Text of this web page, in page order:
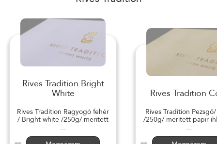
Rives Tradition Bright
White
Rives Tradition Ragyogó fehér
/ Bright white /250g/ merített
...
Rives Tradition
Rives Tradition
/250g/ merített papír
...